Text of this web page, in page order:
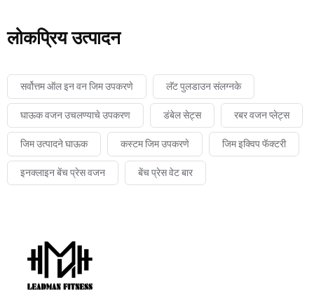
लोकप्रिय उत्पादन
सर्वोत्तम ऑल इन वन जिम उपकरणे लॅट पुलडाउन संलग्नके
घाऊक वजन उचलण्याचे उपकरण डंबेल सेट्स रबर वजन प्लेट्स
जिम उत्पादने घाऊक कस्टम जिम उपकरणे जिम इक्विप फॅक्टरी
इनक्लाइन बेंच प्रेस वजन बेंच प्रेस वेट बार